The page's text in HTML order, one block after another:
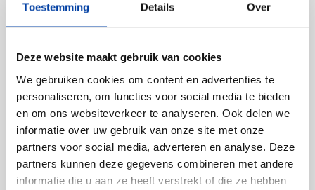
Toestemming Details Over
Deze website maakt gebruik van cookies
We gebruiken cookies om content en advertenties te
personaliseren, om functies voor social media te bieden
en om ons websiteverkeer te analyseren. Ook delen we
informatie over uw gebruik van onze site met onze
partners voor social media, adverteren en analyse. Deze
partners kunnen deze gegevens combineren met andere
informatie die u aan ze heeft verstrekt of die ze hebben
vanaf 0,63
Uitverkoop
Snel
Rugzak Evadne | 3 L |
Gerecycled katoen |
Trekkoord